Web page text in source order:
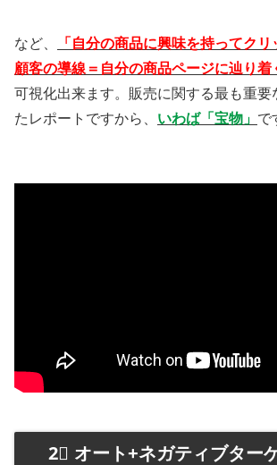
など、
「自分の商品に興味を持ってク
顧客の導線＝自分の商品ページに辿り着
可視化出来ます。販売に関する最も重要
たレポートですから、 いわば「宝物」 で
2⃣ オート+ネガティブター